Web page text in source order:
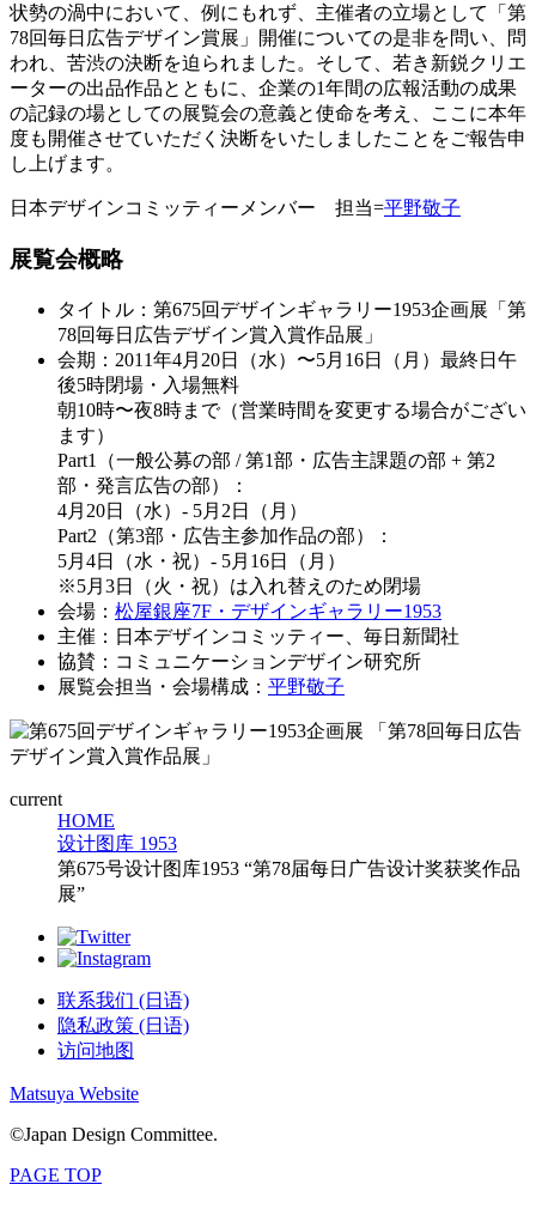
状勢の渦中において、例にもれず、主催者の立場として「第
78回毎日広告デザイン賞展」開催についての是非を問い、問
われ、苦渋の決断を迫られました。そして、若き新鋭クリエ
ーターの出品作品とともに、企業の1年間の広報活動の成果
の記録の場としての展覧会の意義と使命を考え、ここに本年
度も開催させていただく決断をいたしましたことをご報告申
し上げます。
日本デザインコミッティーメンバー 担当=平野敬子
展覧会概略
タイトル：第675回デザインギャラリー1953企画展「第
78回毎日広告デザイン賞入賞作品展」
会期：2011年4月20日（水）〜5月16日（月）最終日午
後5時閉場・入場無料
朝10時〜夜8時まで（営業時間を変更する場合がござい
ます）
Part1（一般公募の部 / 第1部・広告主課題の部 + 第2
部・発言広告の部）：
4月20日（水）- 5月2日（月）
Part2（第3部・広告主参加作品の部）：
5月4日（水・祝）- 5月16日（月）
※5月3日（火・祝）は入れ替えのため閉場
会場： 松屋銀座7F・デザインギャラリー1953
主催：日本デザインコミッティー、毎日新聞社
協賛：コミュニケーションデザイン研究所
展覧会担当・会場構成： 平野敬子
current
HOME
设计图库 1953
第675号设计图库1953 “第78届每日广告设计奖获奖作品
展”
联系我们 (日语)
隐私政策 (日语)
访问地图
Matsuya Website
©Japan Design Committee.
PAGE TOP